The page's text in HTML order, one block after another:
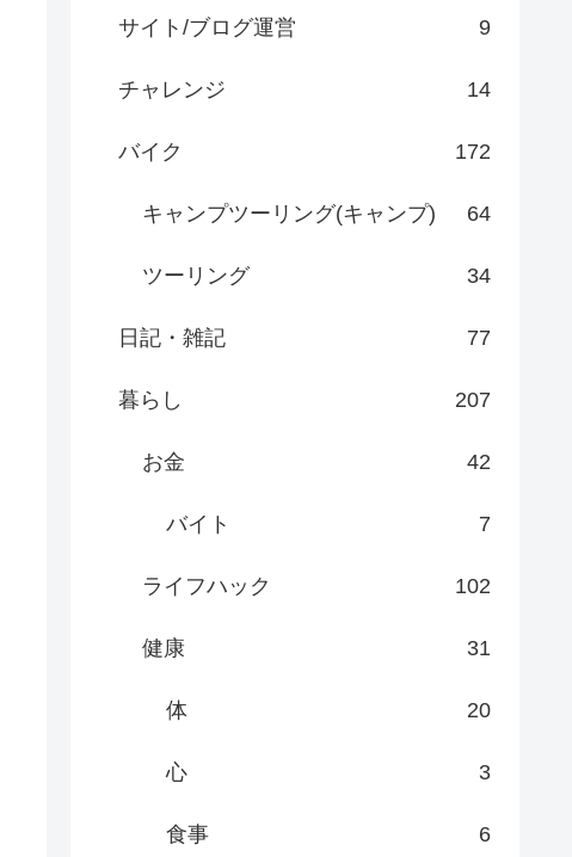
サイト/ブログ運営 9
チャレンジ 14
バイク 172
キャンプツーリング(キャンプ) 64
ツーリング 34
日記・雑記 77
暮らし 207
お金 42
バイト 7
ライフハック 102
健康 31
体 20
心 3
食事 6